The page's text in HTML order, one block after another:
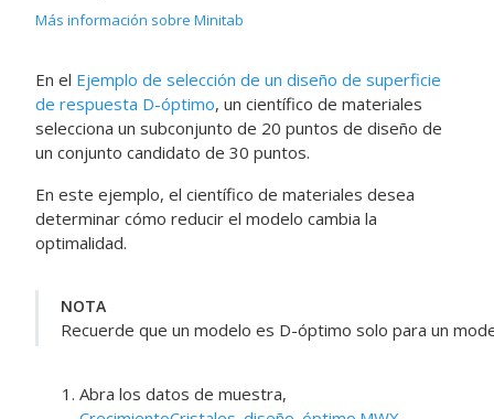
Más información sobre Minitab
En el Ejemplo de selección de un diseño de superficie
de respuesta D-óptimo, un científico de materiales
selecciona un subconjunto de 20 puntos de diseño de
un conjunto candidato de 30 puntos.
En este ejemplo, el científico de materiales desea
determinar cómo reducir el modelo cambia la
optimalidad.
NOTA
Recuerde que un modelo es D-óptimo solo para un
Abra los datos de muestra,